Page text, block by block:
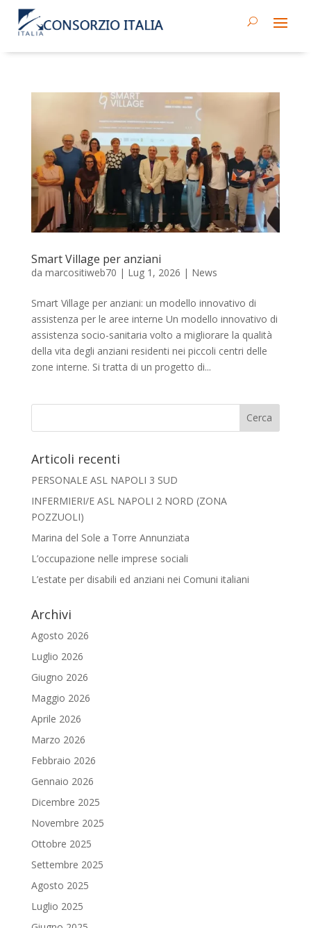
Smart Village per anziani
da marcositiweb70 | Lug 1, 2026 | News
Smart Village per anziani: un modello innovativo di
assistenza per le aree interne Un modello innovativo di
assistenza socio-sanitaria volto a migliorare la qualità
della vita degli anziani residenti nei piccoli centri delle
zone interne. Si tratta di un progetto di...
Articoli recenti
PERSONALE ASL NAPOLI 3 SUD
INFERMIERI/E ASL NAPOLI 2 NORD (ZONA
POZZUOLI)
Marina del Sole a Torre Annunziata
L’occupazione nelle imprese sociali
L’estate per disabili ed anziani nei Comuni italiani
Archivi
Agosto 2026
Luglio 2026
Giugno 2026
Maggio 2026
Aprile 2026
Marzo 2026
Febbraio 2026
Gennaio 2026
Dicembre 2025
Novembre 2025
Ottobre 2025
Settembre 2025
Agosto 2025
Luglio 2025